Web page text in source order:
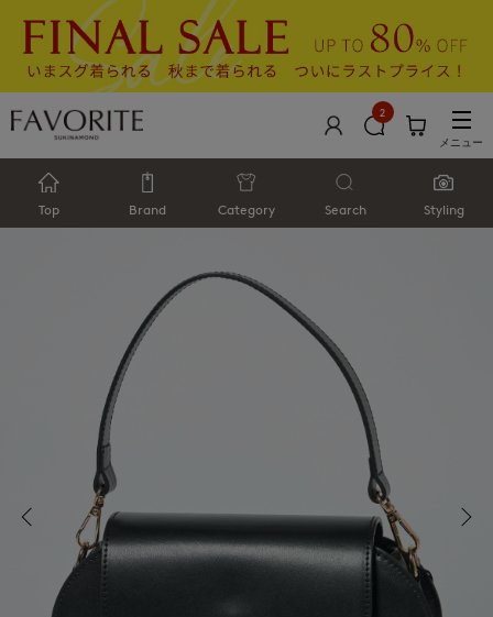
2
メニュー
Top Brand Category Search Styling